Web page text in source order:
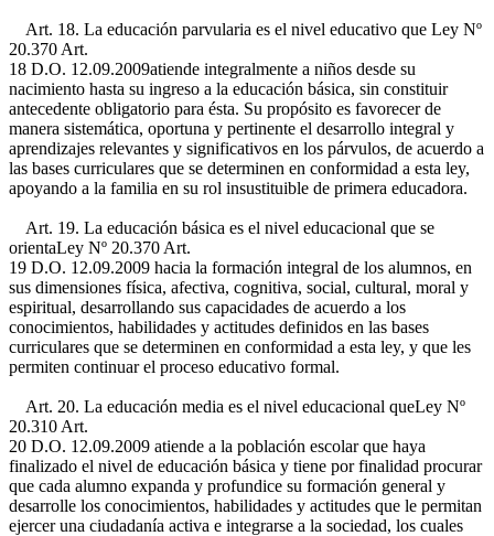
Art. 18. La educación parvularia es el nivel educativo que Ley Nº
20.370 Art.
18 D.O. 12.09.2009atiende integralmente a niños desde su
nacimiento hasta su ingreso a la educación básica, sin constituir
antecedente obligatorio para ésta. Su propósito es favorecer de
manera sistemática, oportuna y pertinente el desarrollo integral y
aprendizajes relevantes y significativos en los párvulos, de acuerdo a
las bases curriculares que se determinen en conformidad a esta ley,
apoyando a la familia en su rol insustituible de primera educadora.
Art. 19. La educación básica es el nivel educacional que se
orientaLey Nº 20.370 Art.
19 D.O. 12.09.2009 hacia la formación integral de los alumnos, en
sus dimensiones física, afectiva, cognitiva, social, cultural, moral y
espiritual, desarrollando sus capacidades de acuerdo a los
conocimientos, habilidades y actitudes definidos en las bases
curriculares que se determinen en conformidad a esta ley, y que les
permiten continuar el proceso educativo formal.
Art. 20. La educación media es el nivel educacional queLey Nº
20.310 Art.
20 D.O. 12.09.2009 atiende a la población escolar que haya
finalizado el nivel de educación básica y tiene por finalidad procurar
que cada alumno expanda y profundice su formación general y
desarrolle los conocimientos, habilidades y actitudes que le permitan
ejercer una ciudadanía activa e integrarse a la sociedad, los cuales